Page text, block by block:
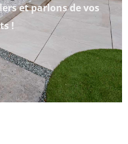
et parlons de vos
!